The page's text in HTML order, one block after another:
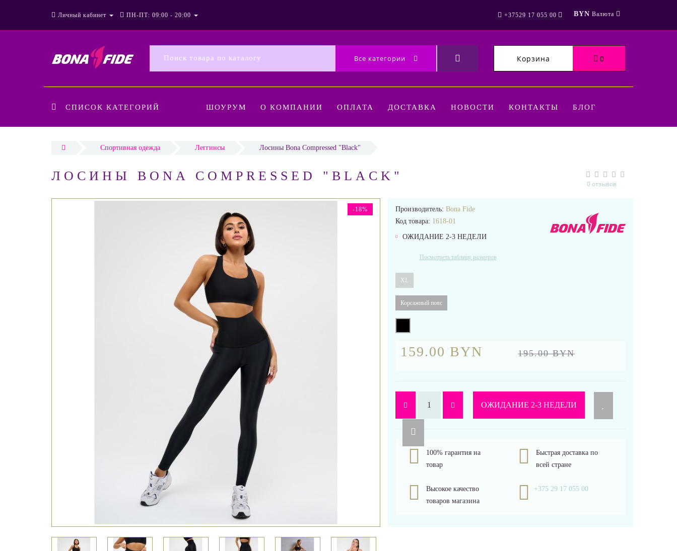
Личный кабинет ПН-ПТ: 09:00 - 20:00 +37529 17 055 00 BYN Валюта
Все категории Корзина 0
СПИСОК КАТЕГОРИЙ ШОУРУМ О КОМПАНИИ ОПЛАТА ДОСТАВКА НОВОСТИ КОНТАКТЫ БЛОГ
Спортивная одежда Леггинсы Лосины Bona Compressed "Black"
ЛОСИНЫ BONA COMPRESSED "BLACK"
0 отзывов
-18% Производитель: Bona Fide
Код товара: 1618-01
ОЖИДАНИЕ 2-3 НЕДЕЛИ
Посмотреть таблицу размеров
XL
Корсажный пояс
159.00 BYN 195.00 BYN
ОЖИДАНИЕ 2-3 НЕДЕЛИ
100% гарантия на
товар
Быстрая доставка по
всей стране
Высокое качество
товаров магазина
+375 29 17 055 00